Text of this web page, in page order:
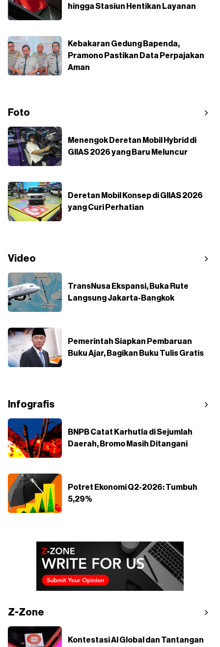
hingga Stasiun Hentikan Layanan
Kebakaran Gedung Bapenda,
Pramono Pastikan Data Perpajakan
Aman
Foto
Menengok Deretan Mobil Hybrid di
GIIAS 2026 yang Baru Meluncur
Deretan Mobil Konsep di GIIAS 2026
yang Curi Perhatian
Video
TransNusa Ekspansi, Buka Rute
Langsung Jakarta-Bangkok
Pemerintah Siapkan Pembaruan
Buku Ajar, Bagikan Buku Tulis Gratis
Infografis
BNPB Catat Karhutla di Sejumlah
Daerah, Bromo Masih Ditangani
Potret Ekonomi Q2-2026: Tumbuh
5,29%
Z-Zone
Kontestasi AI Global dan Tantangan